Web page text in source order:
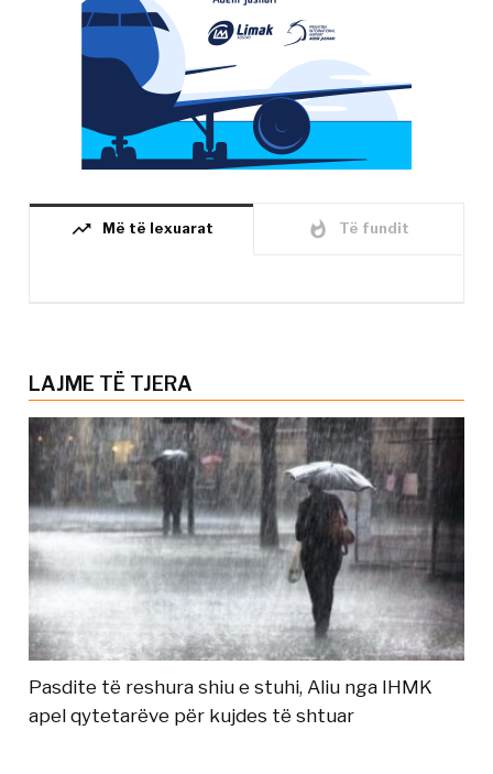
trending_up Më të lexuarat whatshot Të fundit
LAJME TË TJERA
Pasdite të reshura shiu e stuhi, Aliu nga IHMK
apel qytetarëve për kujdes të shtuar